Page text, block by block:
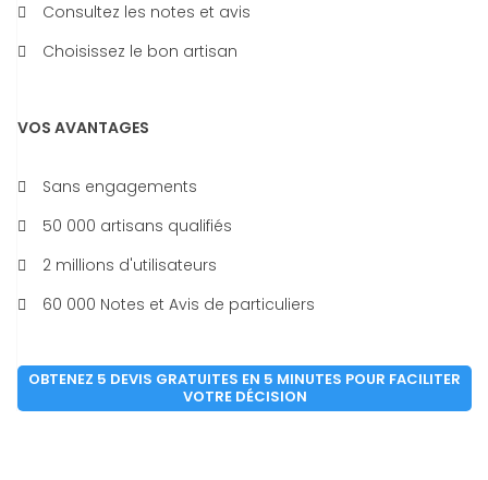
Consultez les notes et avis
Choisissez le bon artisan
VOS AVANTAGES
Sans engagements
50 000 artisans qualifiés
2 millions d'utilisateurs
60 000 Notes et Avis de particuliers
OBTENEZ 5 DEVIS GRATUITES EN 5 MINUTES POUR FACILITER
VOTRE DÉCISION